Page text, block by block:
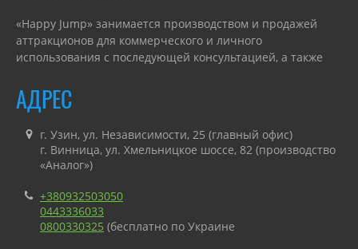
«Happy Jump» занимается производством и продажей
аттракционов для коммерческого и личного
использования с последующей консультацией, а также
АДРЕС
г. Узин, ул. Независимости, 25 (главный офис)
г. Винница, ул. Хмельницкое шоссе, 82 (производство
«Аналог»)
+380932503050
0443336033
0800330325 (бесплатно по Украине